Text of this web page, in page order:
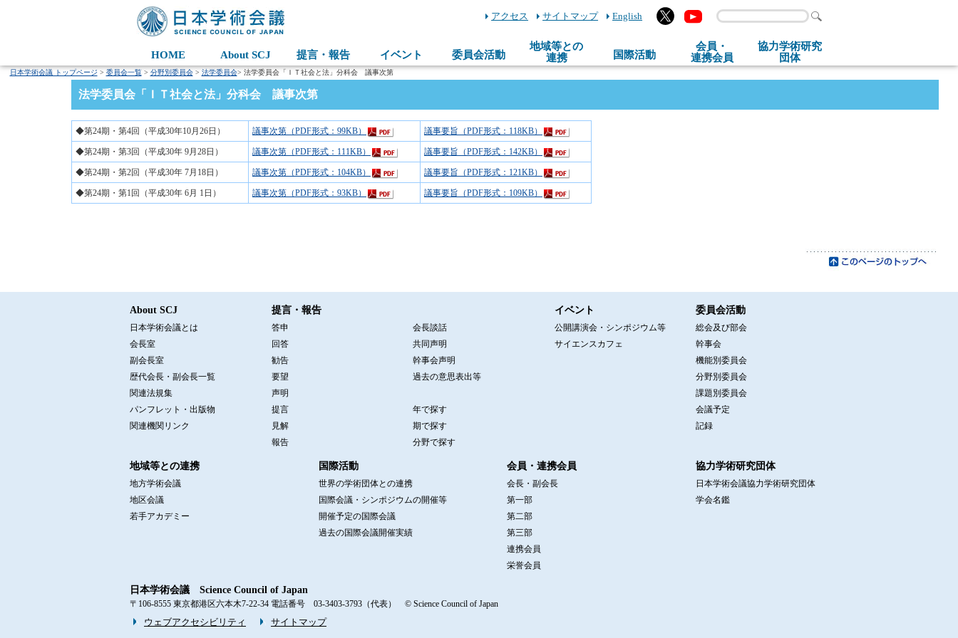
アクセス サイトマップ English
HOME About SCJ 提言・報告 イベント 委員会活動
地域等との
連携
国際活動
会員・
連携会員
協力学術研究
団体
日本学術会議 トップページ > 委員会一覧> 分野別委員会> 法学委員会> 法学委員会「ＩＴ社会と法」分科会 議事次第
法学委員会「ＩＴ社会と法」分科会 議事次第
◆第24期・第4回（平成30年10月26日） 議事次第（PDF形式：99KB） 議事要旨（PDF形式：118KB）
◆第24期・第3回（平成30年 9月28日） 議事次第（PDF形式：111KB） 議事要旨（PDF形式：142KB）
◆第24期・第2回（平成30年 7月18日） 議事次第（PDF形式：104KB） 議事要旨（PDF形式：121KB）
◆第24期・第1回（平成30年 6月 1日） 議事次第（PDF形式：93KB） 議事要旨（PDF形式：109KB）
About SCJ
日本学術会議とは
会長室
副会長室
歴代会長・副会長一覧
関連法規集
パンフレット・出版物
関連機関リンク
提言・報告
答申
回答
勧告
要望
声明
提言
見解
報告
会長談話
共同声明
幹事会声明
過去の意思表出等
年で探す
期で探す
分野で探す
イベント
公開講演会・シンポジウム等
サイエンスカフェ
委員会活動
総会及び部会
幹事会
機能別委員会
分野別委員会
課題別委員会
会議予定
記録
地域等との連携
地方学術会議
地区会議
若手アカデミー
国際活動
世界の学術団体との連携
国際会議・シンポジウムの開催等
開催予定の国際会議
過去の国際会議開催実績
会員・連携会員
会長・副会長
第一部
第二部
第三部
連携会員
栄誉会員
協力学術研究団体
日本学術会議協力学術研究団体
学会名鑑
日本学術会議 Science Council of Japan
〒106-8555 東京都港区六本木7-22-34 電話番号 03-3403-3793（代表） © Science Council of Japan
ウェブアクセシビリティ サイトマップ